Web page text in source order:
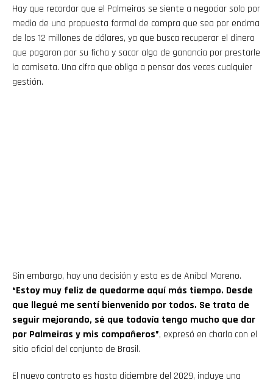
Hay que recordar que el Palmeiras se siente a negociar solo por
medio de una propuesta formal de compra que sea por encima
de los 12 millones de dólares, ya que busca recuperar el dinero
que pagaron por su ficha y sacar algo de ganancia por prestarle
la camiseta. Una cifra que obliga a pensar dos veces cualquier
gestión.
Sin embargo, hay una decisión y esta es de Aníbal Moreno.
“Estoy muy feliz de quedarme aquí más tiempo. Desde
que llegué me sentí bienvenido por todos. Se trata de
seguir mejorando, sé que todavía tengo mucho que dar
por Palmeiras y mis compañeros”, expresó en charla con el
sitio oficial del conjunto de Brasil.
El nuevo contrato es hasta diciembre del 2029, incluye una